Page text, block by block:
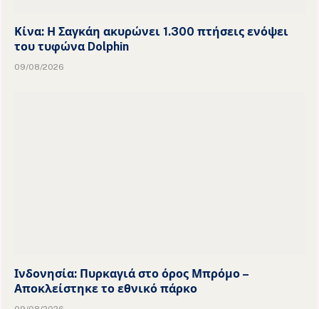
Κίνα: Η Σαγκάη ακυρώνει 1.300 πτήσεις ενόψει
του τυφώνα Dolphin
09/08/2026
Ινδονησία: Πυρκαγιά στο όρος Μπρόμο –
Αποκλείστηκε το εθνικό πάρκο